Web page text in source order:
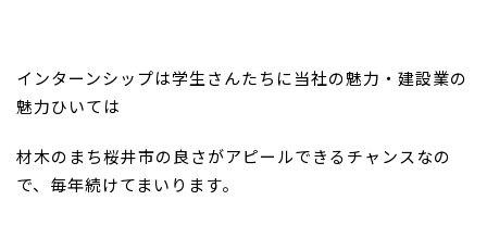
インターンシップは学生さんたちに当社の魅力・建設業の
魅力ひいては
材木のまち桜井市の良さがアピールできるチャンスなの
で、毎年続けてまいります。